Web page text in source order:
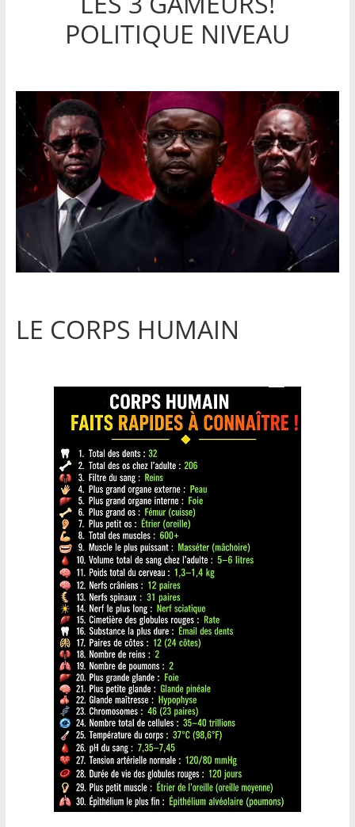
POLITIQUE NIVEAU
LE CORPS HUMAIN